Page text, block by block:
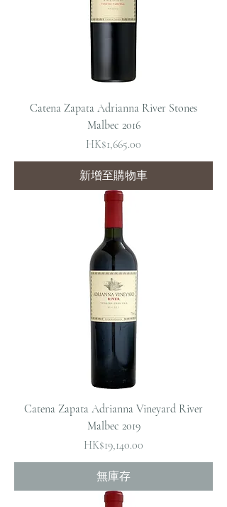
Catena Zapata Adrianna River Stones
Malbec 2016
價格
HK$1,665.00
新增至購物車
Catena Zapata Adrianna Vineyard River
Malbec 2019
價格
HK$19,140.00
無庫存